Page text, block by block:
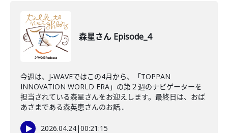
森星さん Episode_4
今週は、J-WAVEではこの4月から、「TOPPAN
INNOVATION WORLD ERA」の第２週のナビゲーターを
担当されている森星さんをお迎えします。最終日は、おば
あさまである森英恵さんのお話...
2026.04.24|00:21:15